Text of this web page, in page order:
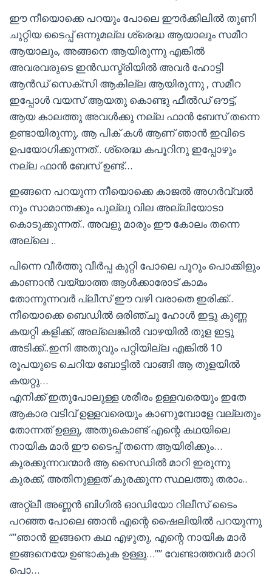
ഈ നീയൊക്കെ പറയും പോലെ ഈർക്കിലിൽ തുണി
ചുറ്റിയ ടൈപ്പ് ഒന്നുമല്ല ശ്രെദ്ധ ആയാലും സമീറ
ആയാലും, അങ്ങനെ ആയിരുന്നു എങ്കിൽ
അവരവരുടെ ഇൻഡസ്ട്രിയിൽ അവർ ഹോട്ടി
ആൻഡ് സെക്സി ആകില്ല ആയിരുന്നു , സമീറ
ഇപ്പോൾ വയസ് ആയതു കൊണ്ടു ഫീൽഡ് ഔട്ട്‌,
ആയ കാലത്തു അവൾക്കു നല്ല ഫാൻ ബേസ് തന്നെ
ഉണ്ടായിരുന്നു, ആ പിക് കൾ ആണ് ഞാൻ ഇവിടെ
ഉപയോഗിക്കുന്നത്.. ശ്രെദ്ധ കപൂറിനു ഇപ്പോഴും
നല്ല ഫാൻ ബേസ് ഉണ്ട്…
ഇങ്ങനെ പറയുന്ന നീയൊക്കെ കാജൽ അഗർവ്വൽ
നും സാമാന്തക്കും പുല്ലു വില അല്ലിയോടാ
കൊടുക്കുന്നത്.. അവളു മാരും ഈ കോലം തന്നെ
അല്ലെ ..
പിന്നെ വീർത്തു വീർപ്പ കുറ്റി പോലെ പൂറും പൊക്കിളും
കാണാൻ വയ്യാത്ത ആൾക്കാരോട് കാമം
തോന്നുന്നവർ പ്ലീസ് ഈ വഴി വരാതെ ഇരിക്ക്..
നീയൊക്കെ ബെഡിൽ ഒരിഞ്ചു ഹോൾ ഇട്ടു കുണ്ണ
കയറ്റി കളിക്ക്, അല്ലെങ്കിൽ വാഴയിൽ തുള ഇട്ടു
അടിക്ക്..ഇനി അതുവും പറ്റിയില്ല എങ്കിൽ 10
രൂപയുടെ ചെറിയ ബോട്ടിൽ വാങ്ങി ആ തുളയിൽ
കയറ്റു…
എനിക്ക് ഇതുപോലുള്ള ശരീരം ഉള്ളവരെയും ഇതേ
ആകാര വടിവ് ഉള്ളവരെയും കാണുമ്പോളേ വല്ലതും
തോന്നത് ഉള്ളു, അതുകൊണ്ട് എന്റെ കഥയിലെ
നായിക മാർ ഈ ടൈപ്പ് തന്നെ ആയിരിക്കും…
കുരക്കുന്നവന്മാർ ആ സൈഡിൽ മാറി ഇരുന്നു
കുരക്ക്, അതിനുള്ളത് കുരക്കുന്ന സ്ഥലത്തു തരാം..
അറ്റ്ലീ അണ്ണൻ ബിഗിൽ ഓഡിയോ റിലീസ് ടൈം
പറഞ്ഞ പോലെ ഞാൻ എന്റെ ഷൈലിയിൽ പറയുന്നു
“”ഞാൻ ഇങ്ങനെ കഥ എഴുതു, എന്റെ നായിക മാർ
ഇങ്ങനെയേ ഉണ്ടാകുക ഉള്ളു…”” വേണ്ടാത്തവർ മാറി
പൊ…